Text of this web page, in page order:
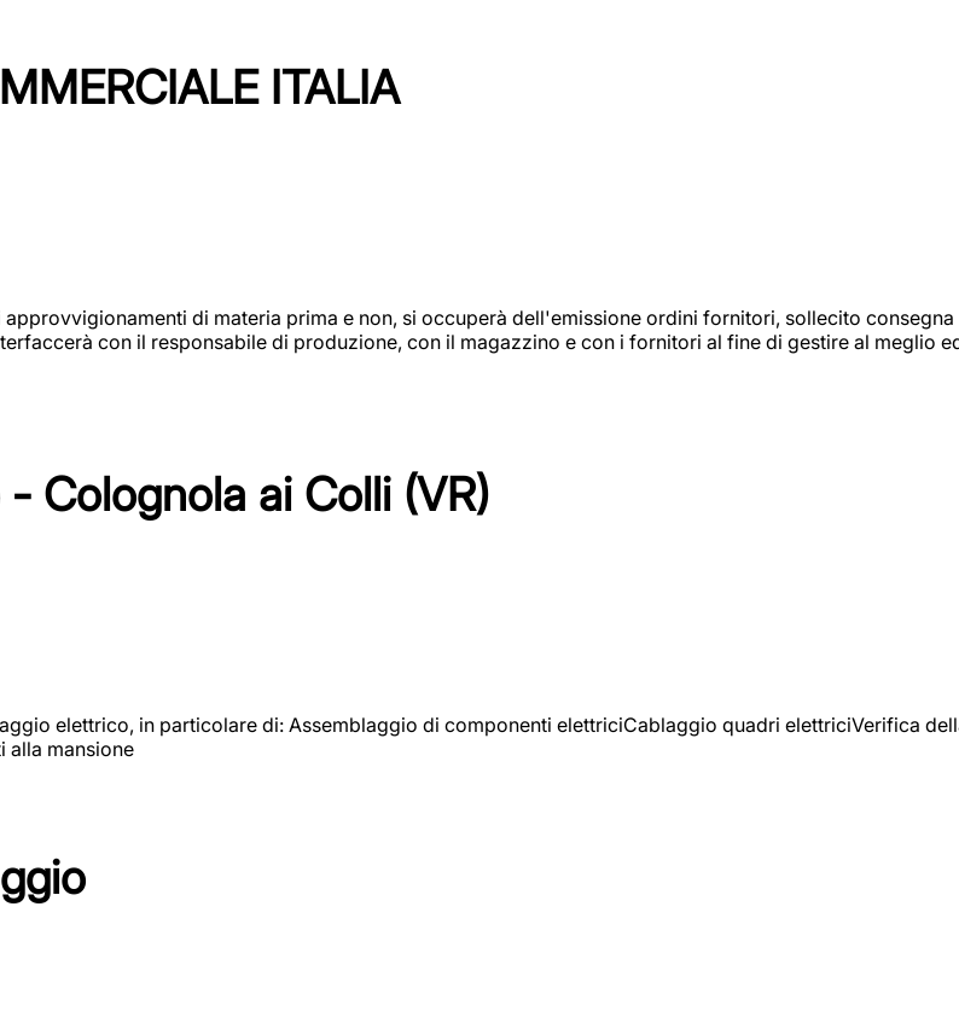
ITALIA
di materia prima e non, si occuperà dell'emissione ordini fornitori, sollecito consegna
con il responsabile di produzione, con il magazzino e con i fornitori al fine di gestire al meglio
Colognola ai Colli (VR)
elettrico, in particolare di: Assemblaggio di componenti elettriciCablaggio quadri elettriciVerifica
alla mansione